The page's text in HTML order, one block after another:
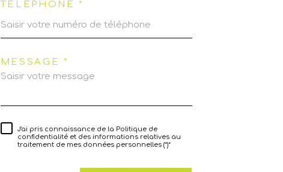
TÉLÉPHONE *
MESSAGE *
J'ai pris connaissance de la Politique de
confidentialité et des informations relatives au
traitement de mes données personnelles (*)*